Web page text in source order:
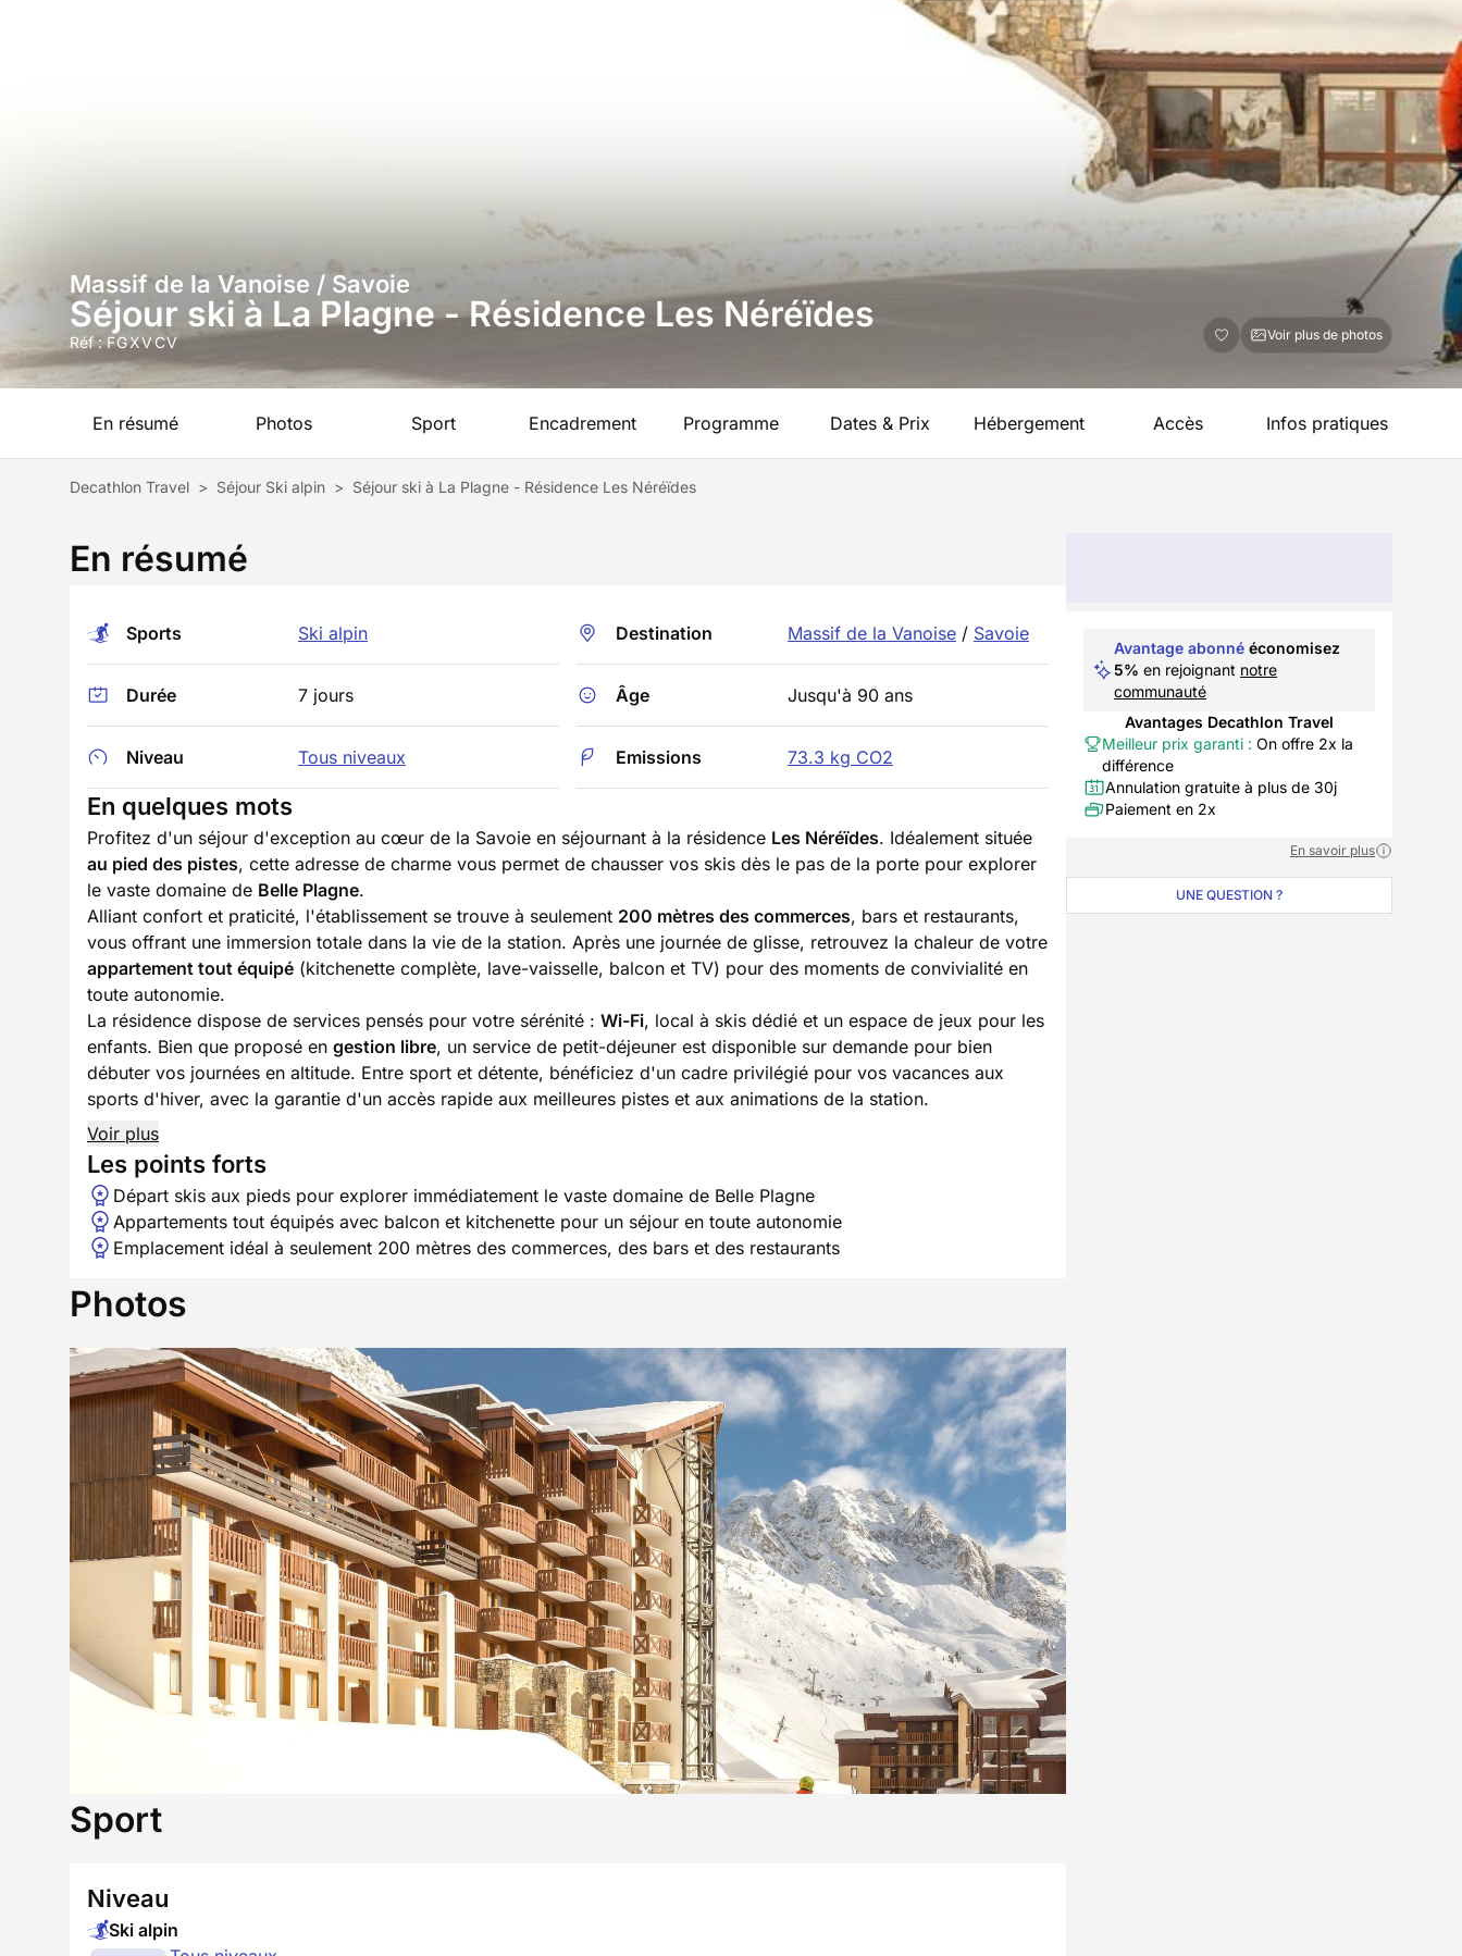
Massif de la Vanoise / Savoie
Séjour ski à La Plagne - Résidence Les Néréïdes
Réf :FGXVCV Voir plus de photos
En résumé Photos Sport Encadrement Programme Dates & Prix Hébergement Accès Infos pratiques
Decathlon Travel > Séjour Ski alpin > Séjour ski à La Plagne - Résidence Les Néréïdes
En résumé
Sports Ski alpin
Durée 7 jours
Niveau Tous niveaux
Destination Massif de la Vanoise / Savoie
Âge Jusqu'à 90 ans
Emissions 73.3 kg CO2
En quelques mots
Profitez d'un séjour d'exception au cœur de la Savoie en séjournant à la résidence Les Néréïdes. Idéalement située
au pied des pistes, cette adresse de charme vous permet de chausser vos skis dès le pas de la porte pour explorer
le vaste domaine de Belle Plagne.
Alliant confort et praticité, l'établissement se trouve à seulement 200 mètres des commerces, bars et restaurants,
vous offrant une immersion totale dans la vie de la station. Après une journée de glisse, retrouvez la chaleur de votre
appartement tout équipé (kitchenette complète, lave-vaisselle, balcon et TV) pour des moments de convivialité en
toute autonomie.
La résidence dispose de services pensés pour votre sérénité : Wi-Fi, local à skis dédié et un espace de jeux pour les
enfants. Bien que proposé en gestion libre, un service de petit-déjeuner est disponible sur demande pour bien
débuter vos journées en altitude. Entre sport et détente, bénéficiez d'un cadre privilégié pour vos vacances aux
sports d'hiver, avec la garantie d'un accès rapide aux meilleures pistes et aux animations de la station.
Voir plus
Les points forts
Départ skis aux pieds pour explorer immédiatement le vaste domaine de Belle Plagne
Appartements tout équipés avec balcon et kitchenette pour un séjour en toute autonomie
Emplacement idéal à seulement 200 mètres des commerces, des bars et des restaurants
Photos
Sport
Niveau
Ski alpin
Avantage abonné économisez
5% en rejoignant notre
communauté
Avantages Decathlon Travel
Meilleur prix garanti : On offre 2x la
différence
Annulation gratuite à plus de 30j
Paiement en 2x
En savoir plus
UNE QUESTION ?